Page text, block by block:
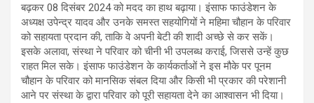
बढ़कर 08 दिसंबर 2024 को मदद का हाथ बढ़ाया। इंसाफ फाउंडेशन के
अध्यक्ष उपेन्द्र यादव और उनके समस्त सहयोगियों ने महिमा चौहान के परिवार
को सहायता प्रदान की, ताकि वे अपनी बेटी की शादी अच्छे से कर सकें।
इसके अलावा, संस्था ने परिवार को चीनी भी उपलब्ध कराई, जिससे उन्हें कुछ
राहत मिल सके। इंसाफ फाउंडेशन के कार्यकर्ताओं ने इस मौके पर पूनम
चौहान के परिवार को मानसिक संबल दिया और किसी भी प्रकार की परेशानी
आने पर संस्था के द्वारा परिवार को पूरी सहायता देने का आश्वासन भी दिया।